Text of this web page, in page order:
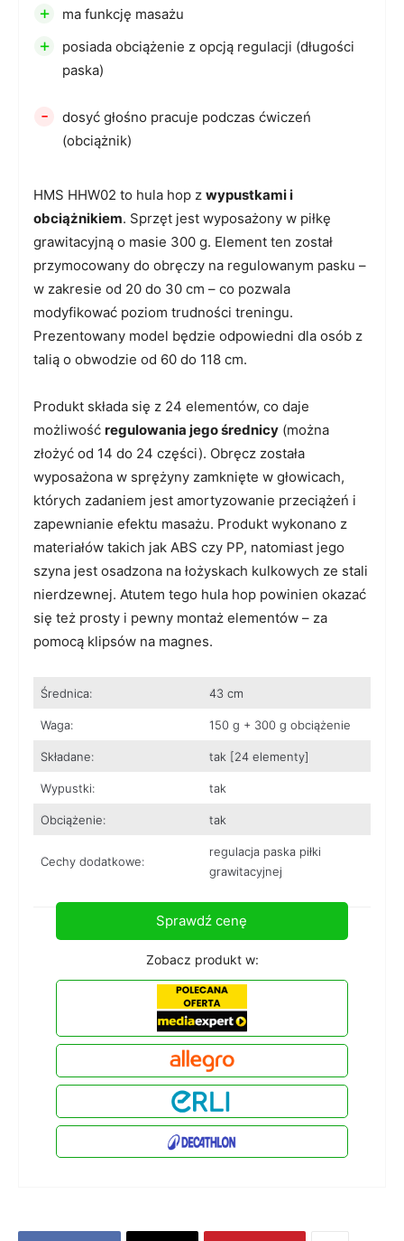
HMS HHW02 to hula hop z wypustkami i
obciążnikiem. Sprzęt jest wyposażony w piłkę
grawitacyjną o masie 300 g. Element ten został
przymocowany do obręczy na regulowanym pasku –
w zakresie od 20 do 30 cm – co pozwala
modyfikować poziom trudności treningu.
Prezentowany model będzie odpowiedni dla osób z
talią o obwodzie od 60 do 118 cm.
Produkt składa się z 24 elementów, co daje
możliwość regulowania jego średnicy (można
złożyć od 14 do 24 części). Obręcz została
wyposażona w sprężyny zamknięte w głowicach,
których zadaniem jest amortyzowanie przeciążeń i
zapewnianie efektu masażu. Produkt wykonano z
materiałów takich jak ABS czy PP, natomiast jego
szyna jest osadzona na łożyskach kulkowych ze stali
nierdzewnej. Atutem tego hula hop powinien okazać
się też prosty i pewny montaż elementów – za
pomocą klipsów na magnes.
Średnica: 43 cm
Waga: 150 g + 300 g obciążenie
Składane: tak [24 elementy]
Wypustki: tak
Obciążenie: tak
Cechy dodatkowe:
regulacja paska piłki
grawitacyjnej
+ ma funkcję masażu
+
posiada obciążenie z opcją regulacji (długości
paska)
-
dosyć głośno pracuje podczas ćwiczeń
(obciążnik)
Sprawdź cenę
Zobacz produkt w: